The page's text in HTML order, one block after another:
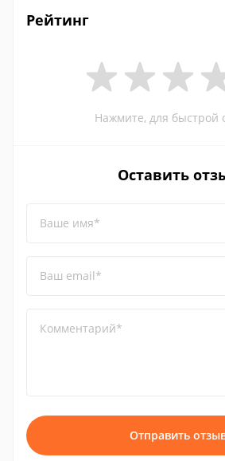
Рейтинг
Нажмите, для быстрой
Оставить
Ваше имя*
Ваш email*
Комментарий*
Отправить